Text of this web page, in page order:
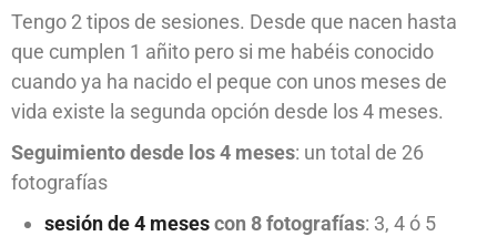
Tengo 2 tipos de sesiones. Desde que nacen hasta
que cumplen 1 añito pero si me habéis conocido
cuando ya ha nacido el peque con unos meses de
vida existe la segunda opción desde los 4 meses.
Seguimiento desde los 4 meses: un total de 26
fotografías
sesión de 4 mesescon 8 fotografías: 3, 4 ó 5